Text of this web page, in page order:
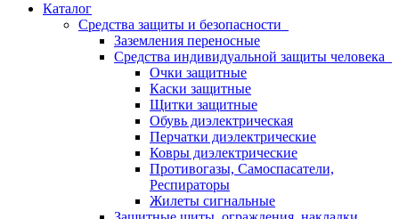
Каталог
Средства защиты и безопасности
Заземления переносные
Средства индивидуальной защиты человека
Очки защитные
Каски защитные
Щитки защитные
Обувь диэлектрическая
Перчатки диэлектрические
Ковры диэлектрические
Противогазы, Самоспасатели,
Респираторы
Жилеты сигнальные